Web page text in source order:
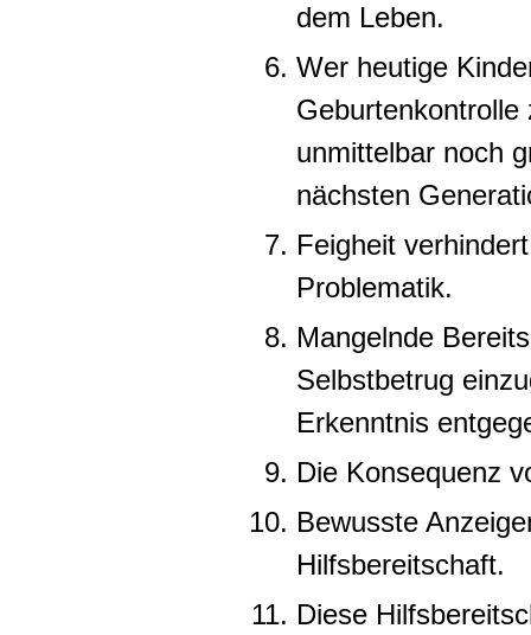
dem Leben.
Wer heutige
unmittelbar noch
nächsten
Feigheit
Problematik.
Mangelnde
Selbstbetrug
Erkenntnis
Die Konsequenz
Bewusste
Hilfsbereitschaft.
Diese